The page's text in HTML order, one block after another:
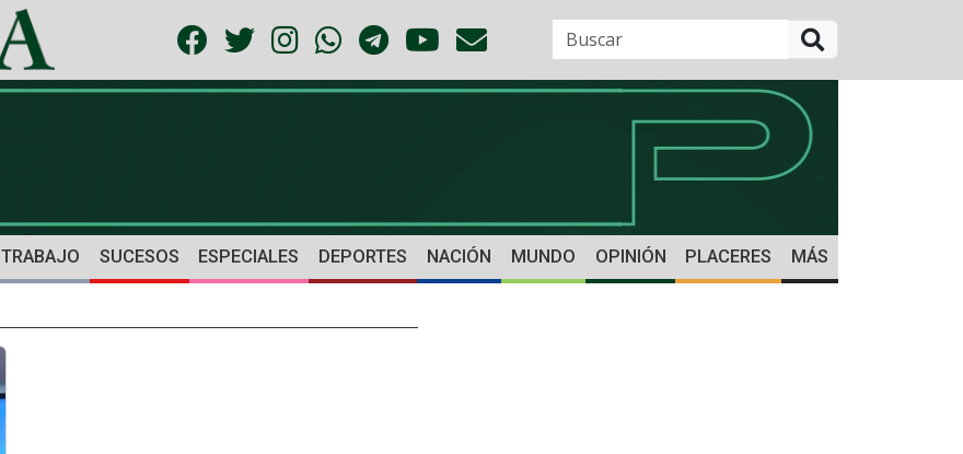
TRABAJO SUCESOS ESPECIALES DEPORTES NACIÓN MUNDO OPINIÓN PLACERES MÁS